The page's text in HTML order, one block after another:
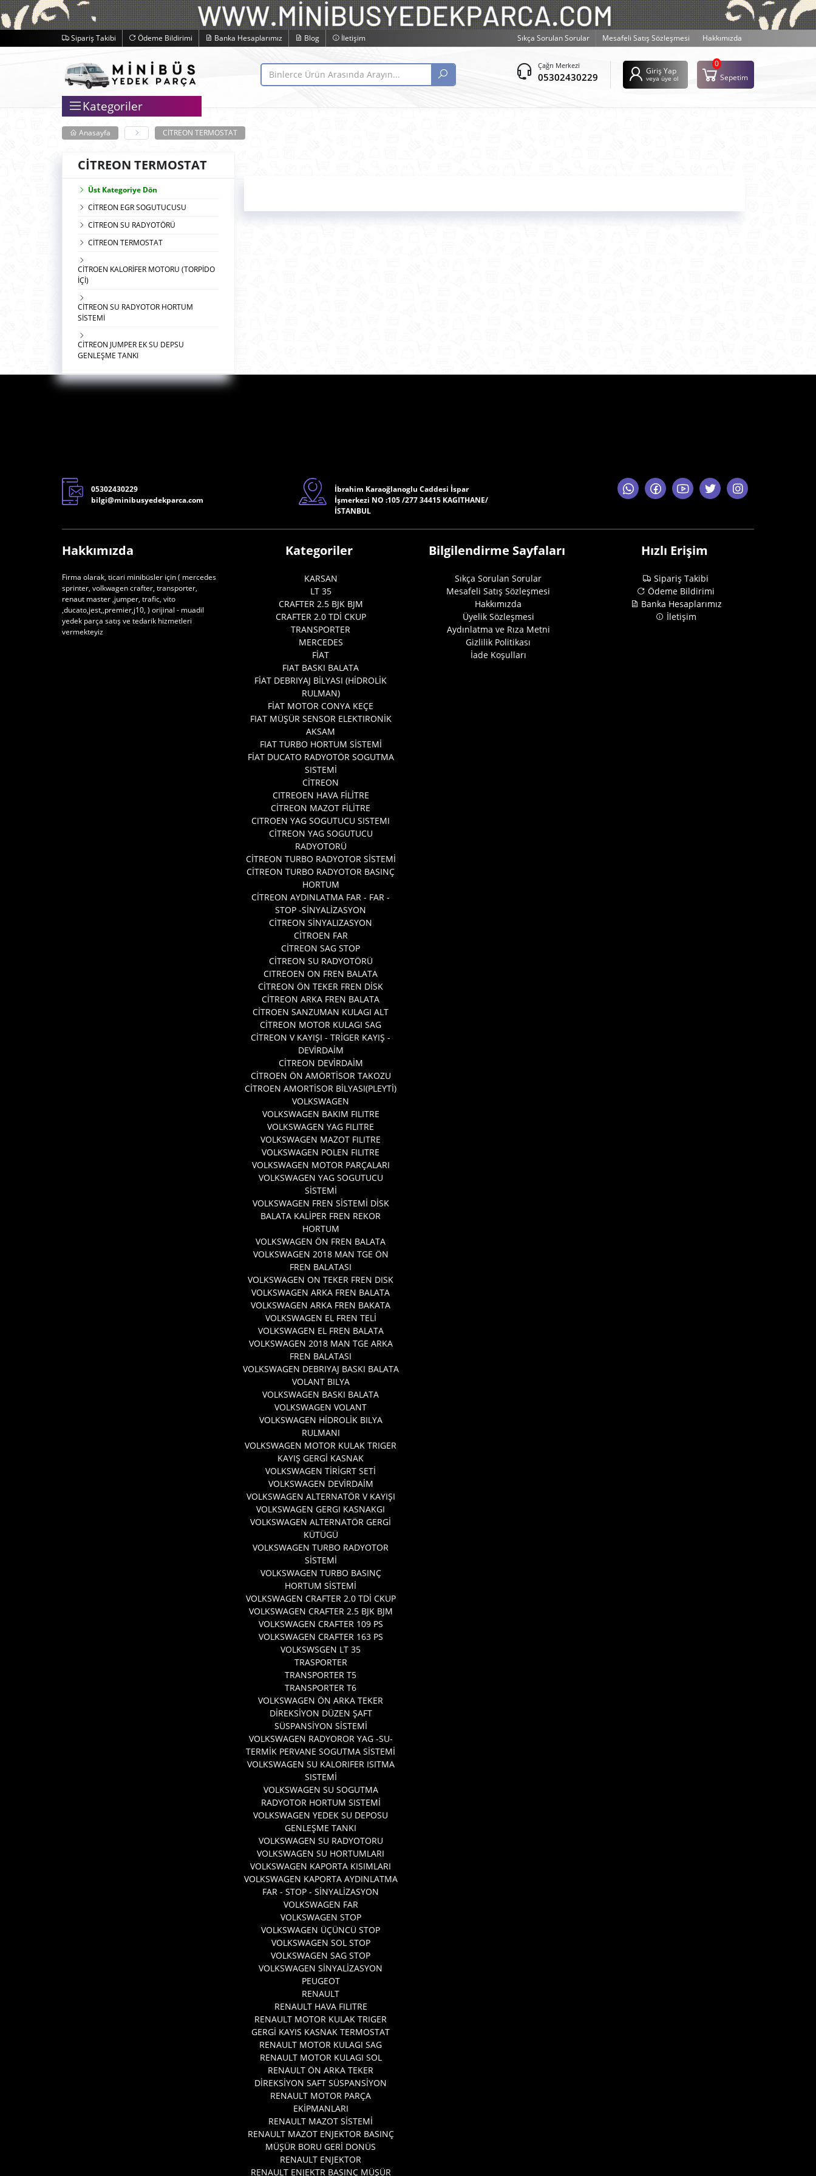
Sipariş Takibi Ödeme Bildirimi Banka Hesaplarımız Blog İletişim Sıkça Sorulan Sorular Mesafeli Satış Sözleşmesi Hakkımızda
Çağrı Merkezi
05302430229
Giriş Yap
veya üye ol
0
Sepetim
Kategoriler
Anasayfa CİTREON TERMOSTAT
CİTREON TERMOSTAT
Üst Kategoriye Dön
CİTREON EGR SOGUTUCUSU
CİTREON SU RADYOTÖRÜ
CİTREON TERMOSTAT
CİTROEN KALORİFER MOTORU (TORPİDO
İÇİ)
CİTREON SU RADYOTOR HORTUM
SİSTEMİ
CİTREON JUMPER EK SU DEPSU
GENLEŞME TANKI
05302430229
bilgi@minibusyedekparca.com
İbrahim Karaoğlanoglu Caddesi İspar
İşmerkezi NO :105 /277 34415 KAGITHANE/
İSTANBUL
Hakkımızda
Firma olarak, ticari minibüsler için ( mercedes
sprinter, volkwagen crafter, transporter,
renaut master ,jumper, trafic, vito
,ducato,jest,,premier,j10, ) orijinal - muadil
yedek parça satış ve tedarik hizmetleri
vermekteyiz
Kategoriler
KARSAN
LT 35
CRAFTER 2.5 BJK BJM
CRAFTER 2.0 TDİ CKUP
TRANSPORTER
MERCEDES
FİAT
FIAT BASKI BALATA
FİAT DEBRIYAJ BİLYASI (HİDROLİK
RULMAN)
FİAT MOTOR CONYA KEÇE
FIAT MÜŞÜR SENSOR ELEKTIRONİK
AKSAM
FIAT TURBO HORTUM SİSTEMİ
FİAT DUCATO RADYOTÖR SOGUTMA
SISTEMİ
CİTREON
CITREOEN HAVA FİLİTRE
CİTREON MAZOT FİLİTRE
CITROEN YAG SOGUTUCU SISTEMI
CİTREON YAG SOGUTUCU
RADYOTORÜ
CİTREON TURBO RADYOTOR SİSTEMİ
CİTREON TURBO RADYOTOR BASINÇ
HORTUM
CİTREON AYDINLATMA FAR - FAR -
STOP -SİNYALİZASYON
CİTREON SİNYALIZASYON
CİTROEN FAR
CİTREON SAG STOP
CİTREON SU RADYOTÖRÜ
CITREOEN ON FREN BALATA
CİTREON ÖN TEKER FREN DİSK
CİTREON ARKA FREN BALATA
CİTROEN SANZUMAN KULAGI ALT
CİTREON MOTOR KULAGI SAG
CİTREON V KAYIŞI - TRİGER KAYIŞ -
DEVİRDAİM
CİTREON DEVİRDAİM
CİTROEN ÖN AMÖRTİSOR TAKOZU
CİTROEN AMORTİSOR BİLYASI(PLEYTİ)
VOLKSWAGEN
VOLKSWAGEN BAKIM FILITRE
VOLKSWAGEN YAG FILITRE
VOLKSWAGEN MAZOT FILITRE
VOLKSWAGEN POLEN FILITRE
VOLKSWAGEN MOTOR PARÇALARI
VOLKSWAGEN YAG SOGUTUCU
SİSTEMİ
VOLKSWAGEN FREN SİSTEMİ DİSK
BALATA KALİPER FREN REKOR
HORTUM
VOLKSWAGEN ÖN FREN BALATA
VOLKSWAGEN 2018 MAN TGE ÖN
FREN BALATASI
VOLKSWAGEN ON TEKER FREN DISK
VOLKSWAGEN ARKA FREN BALATA
VOLKSWAGEN ARKA FREN BAKATA
VOLKSWAGEN EL FREN TELİ
VOLKSWAGEN EL FREN BALATA
VOLKSWAGEN 2018 MAN TGE ARKA
FREN BALATASI
VOLKSWAGEN DEBRIYAJ BASKI BALATA
VOLANT BILYA
VOLKSWAGEN BASKI BALATA
VOLKSWAGEN VOLANT
VOLKSWAGEN HİDROLİK BILYA
RULMANI
VOLKSWAGEN MOTOR KULAK TRIGER
KAYIŞ GERGİ KASNAK
VOLKSWAGEN TİRİGRT SETİ
VOLKSWAGEN DEVİRDAİM
VOLKSWAGEN ALTERNATÖR V KAYIŞI
VOLKSWAGEN GERGI KASNAKGI
VOLKSWAGEN ALTERNATÖR GERGİ
KÜTÜGÜ
VOLKSWAGEN TURBO RADYOTOR
SİSTEMİ
VOLKSWAGEN TURBO BASINÇ
HORTUM SİSTEMİ
VOLKSWAGEN CRAFTER 2.0 TDİ CKUP
VOLKSWAGEN CRAFTER 2.5 BJK BJM
VOLKSWAGEN CRAFTER 109 PS
VOLKSWAGEN CRAFTER 163 PS
VOLKSWSGEN LT 35
TRASPORTER
TRANSPORTER T5
TRANSPORTER T6
VOLKSWAGEN ÖN ARKA TEKER
DİREKSİYON DÜZEN ŞAFT
SÜSPANSİYON SİSTEMİ
VOLKSWAGEN RADYOROR YAG -SU-
TERMİK PERVANE SOGUTMA SİSTEMİ
VOLKSWAGEN SU KALORIFER ISITMA
SISTEMİ
VOLKSWAGEN SU SOGUTMA
RADYOTOR HORTUM SISTEMİ
VOLKSWAGEN YEDEK SU DEPOSU
GENLEŞME TANKI
VOLKSWAGEN SU RADYOTORU
VOLKSWAGEN SU HORTUMLARI
VOLKSWAGEN KAPORTA KISIMLARI
VOLKSWAGEN KAPORTA AYDINLATMA
FAR - STOP - SİNYALİZASYON
VOLKSWAGEN FAR
VOLKSWAGEN STOP
VOLKSWAGEN ÜÇÜNCÜ STOP
VOLKSWAGEN SOL STOP
VOLKSWAGEN SAG STOP
VOLKSWAGEN SİNYALİZASYON
PEUGEOT
RENAULT
RENAULT HAVA FILITRE
RENAULT MOTOR KULAK TRIGER
GERGİ KAYIS KASNAK TERMOSTAT
RENAULT MOTOR KULAGI SAG
RENAULT MOTOR KULAGI SOL
RENAULT ÖN ARKA TEKER
DİREKSİYON SAFT SÜSPANSİYON
RENAULT MOTOR PARÇA
EKİPMANLARI
RENAULT MAZOT SİSTEMİ
RENAULT MAZOT ENJEKTOR BASINÇ
MÜŞÜR BORU GERİ DONÜS
RENAULT ENJEKTOR
RENAULT ENJEKTR BASINÇ MÜŞÜR
Bilgilendirme Sayfaları
Sıkça Sorulan Sorular
Mesafeli Satış Sözleşmesi
Hakkımızda
Üyelik Sözleşmesi
Aydınlatma ve Rıza Metni
Gizlilik Politikası
İade Koşulları
Hızlı Erişim
Sipariş Takibi
Ödeme Bildirimi
Banka Hesaplarımız
İletişim